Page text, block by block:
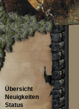
Übersicht
Neuigkeiten
Status